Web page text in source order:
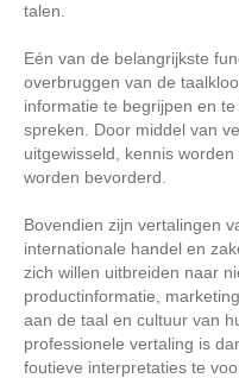
talen.
Eén van de belangrijkste
overbruggen van de
informatie te begrijpen en
spreken. Door middel van
uitgewisseld, kennis
worden bevorderd.
Bovendien zijn vertalingen
internationale handel en
zich willen uitbreiden naar
productinformatie,
aan de taal en cultuur van
professionele vertaling is
foutieve interpretaties te